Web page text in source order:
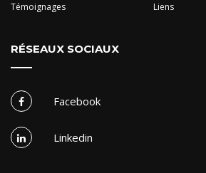
Témoignages Liens
RÉSEAUX SOCIAUX
Facebook
Linkedin